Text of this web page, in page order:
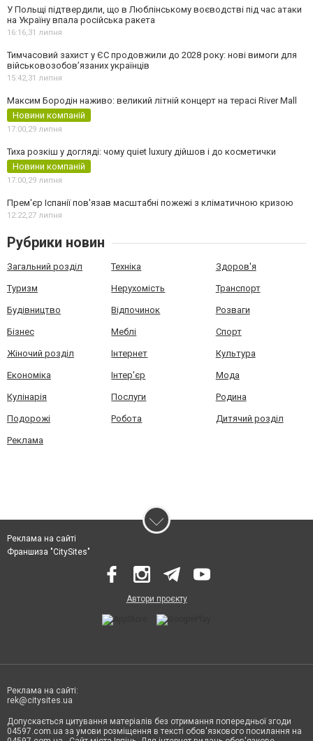
У Польщі підтвердили, що в Люблінському воєводстві під час атаки
на Україну впала російська ракета
16:16, 31 липня
Тимчасовий захист у ЄС продовжили до 2028 року: нові вимоги для
військовозобов’язаних українців
15:42, 31 липня
Максим Бородін наживо: великий літній концерт на терасі River Mall
Новини компаній
17:00, 29 липня
Тиха розкіш у догляді: чому quiet luxury дійшов і до косметички
Новини компаній
17:00, 29 липня
Прем'єр Іспанії пов'язав масштабні пожежі з кліматичною кризою
12:22, 27 липня
Рубрики новин
Загальний розділ Техніка Здоров'я
Туризм Нерухомість Транспорт
Будівництво Відпочинок Розваги
Бізнес Меблі Спорт
Жіночий розділ Інтернет Культура
Економіка Інтер'єр Мода
Кулінарія Послуги Родина
Подорожі Робота Дитячий розділ
Реклама
Реклама на сайті
Франшиза "CitySites"
Автори проєкту
Реклама на сайті:
rek@citysites.ua
Допускається цитування матеріалів без отримання попередньої згоди
04597.com.ua за умови розміщення в тексті обов'язкового посилання на